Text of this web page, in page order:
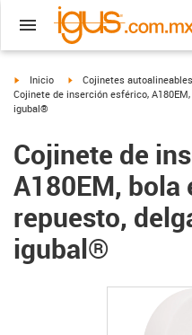
igus-icon-arrow-right
Inicio igus-icon-arrow-right
Cojinetes
Cojinete de inserción esférico,
igubal®
Cojinete de
A180EM, bola
repuesto,
igubal®